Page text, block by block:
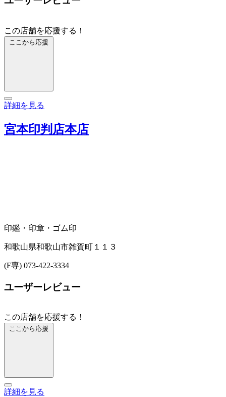
この店舗を応援する！
ここから応援
詳細を見る
宮本印判店本店
印鑑・印章・ゴム印
和歌山県和歌山市雑賀町１１３
(F専) 073-422-3334
ユーザーレビュー
この店舗を応援する！
ここから応援
詳細を見る